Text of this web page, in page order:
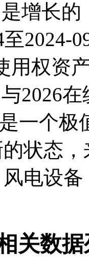
是增长
2024-
用权资
与2026
一个
状态
风电设
关数